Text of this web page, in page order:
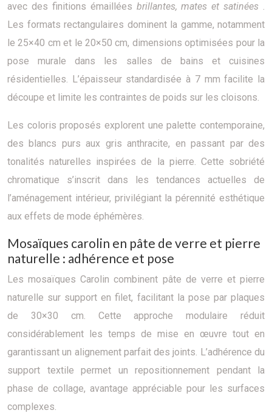
avec des finitions émaillées brillantes, mates et satinées .
Les formats rectangulaires dominent la gamme, notamment
le 25×40 cm et le 20×50 cm, dimensions optimisées pour la
pose murale dans les salles de bains et cuisines
résidentielles. L’épaisseur standardisée à 7 mm facilite la
découpe et limite les contraintes de poids sur les cloisons.
Les coloris proposés explorent une palette contemporaine,
des blancs purs aux gris anthracite, en passant par des
tonalités naturelles inspirées de la pierre. Cette sobriété
chromatique s’inscrit dans les tendances actuelles de
l’aménagement intérieur, privilégiant la pérennité esthétique
aux effets de mode éphémères.
Mosaïques carolin en pâte de verre et pierre
naturelle : adhérence et pose
Les mosaïques Carolin combinent pâte de verre et pierre
naturelle sur support en filet, facilitant la pose par plaques
de 30×30 cm. Cette approche modulaire réduit
considérablement les temps de mise en œuvre tout en
garantissant un alignement parfait des joints. L’adhérence du
support textile permet un repositionnement pendant la
phase de collage, avantage appréciable pour les surfaces
complexes.